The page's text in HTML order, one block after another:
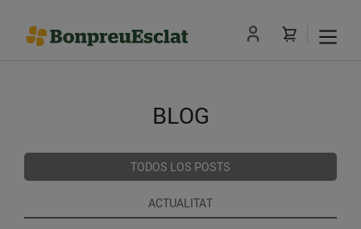
BLOG
TODOS LOS POSTS
ACTUALITAT